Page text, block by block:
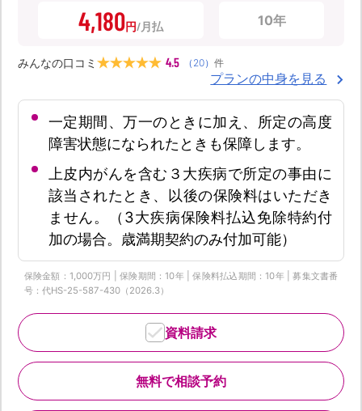
4,180円 10年
みんなの口コミ 4.5 （ 20） 件
プランの中身を見る
一定期間、万一のときに加え、所定の高度
障害状態になられたときも保障します。
上皮内がんを含む３大疾病で所定の事由に
該当されたとき、以後の保険料はいただき
ません。（3大疾病保険料払込免除特約付
加の場合。歳満期契約のみ付加可能）
保険金額：1,000万円 | 保険期間：10年 | 保険料払込期間：10年 | 募集文書番
号：代HS-25-587-430（2026.3）
無料で相談予約
資料請求